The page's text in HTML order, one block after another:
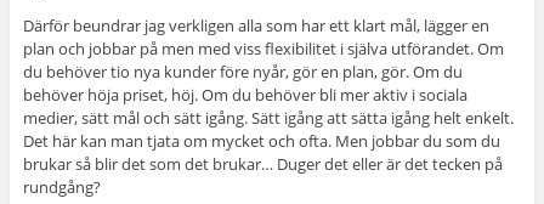
Därför beundrar jag verkligen alla som har ett klart mål, lägger en
plan och jobbar på men med viss flexibilitet i själva utförandet. Om
du behöver tio nya kunder före nyår, gör en plan, gör. Om du
behöver höja priset, höj. Om du behöver bli mer aktiv i sociala
medier, sätt mål och sätt igång. Sätt igång att sätta igång helt enkelt.
Det här kan man tjata om mycket och ofta. Men jobbar du som du
brukar så blir det som det brukar… Duger det eller är det tecken på
rundgång?